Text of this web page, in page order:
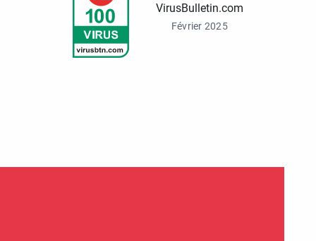
VirusBulletin.com
Février 2025